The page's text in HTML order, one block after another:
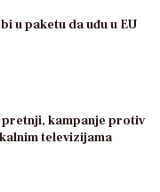
u paketu da uđu u EU
pretnji, kampanje protiv
televizijama